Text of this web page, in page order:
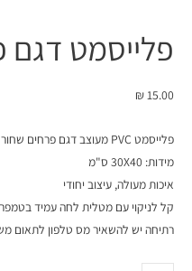
פלייסמט דגם
₪15.00
פלייסמט PVC מעוצב דגם פרחים שחור לבן
מידות: 30X40 ס"מ
איכות מעולה, עיצוב יחודי
קל לניקוי עם מטלית לחה עמיד
רתיחה יש להשאיר מס טלפון לתאום